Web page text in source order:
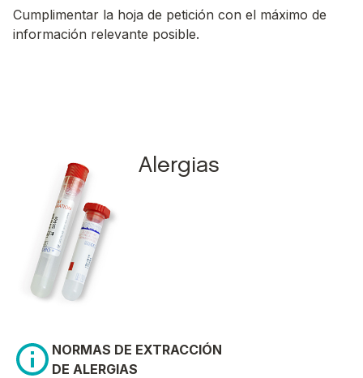
Cumplimentar la hoja de petición con el máximo de
información relevante posible.
Alergias
NORMAS DE EXTRACCIÓN
DE ALERGIAS